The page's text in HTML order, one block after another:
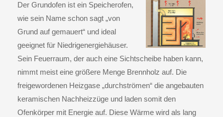
Der Grundofen ist ein Speicherofen,
wie sein Name schon sagt „von
Grund auf gemauert“ und ideal
geeignet für Niedrigenergiehäuser.
Sein Feuerraum, der auch eine Sichtscheibe haben kann,
nimmt meist eine größere Menge Brennholz auf. Die
freigewordenen Heizgase „durchströmen“ die angebauten
keramischen Nachheizzüge und laden somit den
Ofenkörper mit Energie auf. Diese Wärme wird als lang